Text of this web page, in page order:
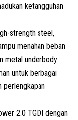
ketangguhan
strength steel,
menahan beban
metal underbody
untuk berbagai
perlengkapan
2.0 TGDI dengan